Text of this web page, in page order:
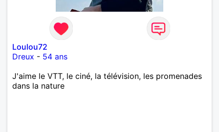
Loulou72
Dreux - 54 ans
J'aime le VTT, le ciné, la télévision, les promenades
dans la nature